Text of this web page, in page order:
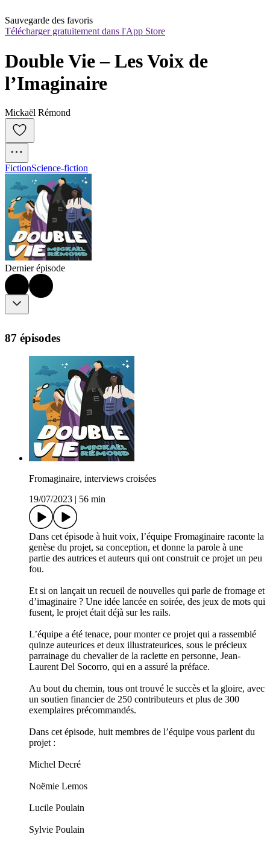
Sauvegarde des favoris
Télécharger gratuitement dans l'App Store
Double Vie – Les Voix de
l’Imaginaire
Mickaël Rémond
FictionScience-fiction
Dernier épisode
87 épisodes
Fromaginaire, interviews croisées
19/07/2023
56 min
Dans cet épisode à huit voix, l’équipe Fromaginaire raconte la
genèse du projet, sa conception, et donne la parole à une
partie des autrices et auteurs qui ont construit ce projet un peu
fou.
Et si on lançait un recueil de nouvelles qui parle de fromage et
d’imaginaire ? Une idée lancée en soirée, des jeux de mots qui
fusent, le projet était déjà sur les rails.
L’équipe a été tenace, pour monter ce projet qui a rassemblé
quinze auteurices et deux illustrateurices, sous le précieux
parrainage du chevalier de la raclette en personne, Jean-
Laurent Del Socorro, qui en a assuré la préface.
Au bout du chemin, tous ont trouvé le succès et la gloire, avec
un soutien financier de 250 contributeurs et plus de 300
exemplaires précommandés.
Dans cet épisode, huit membres de l’équipe vous parlent du
projet :
Michel Decré
Noëmie Lemos
Lucile Poulain
Sylvie Poulain